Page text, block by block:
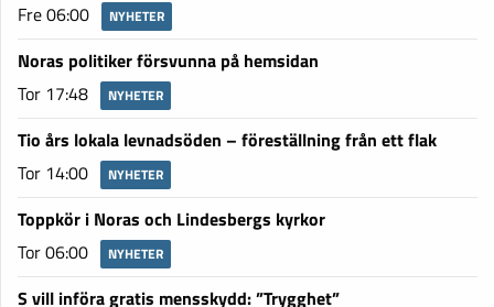
Fre 06:00
NYHETER
Noras politiker försvunna på hemsidan
Tor 17:48
NYHETER
Tio års lokala levnadsöden – föreställning från ett flak
Tor 14:00
NYHETER
Toppkör i Noras och Lindesbergs kyrkor
Tor 06:00
NYHETER
S vill införa gratis mensskydd: ”Trygghet”